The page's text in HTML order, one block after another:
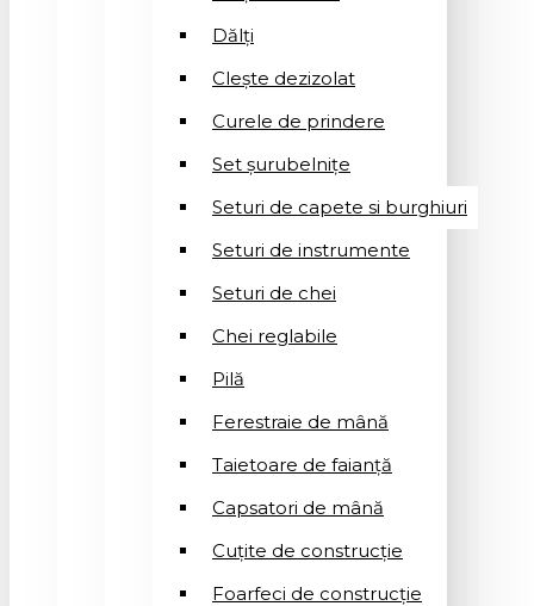
Dălți
Clește dezizolat
Curele de prindere
Set șurubelnițe
Seturi de capete si burghiuri
Seturi de instrumente
Seturi de chei
Chei reglabile
Pilă
Ferestraie de mână
Taietoare de faianță
Capsatori de mână
Cuțite de construcție
Foarfeci de construcție